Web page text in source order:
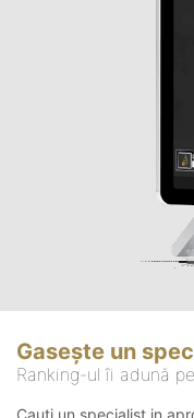
Gasește un
Ranking-ul îi adună
Cauți un specialist in